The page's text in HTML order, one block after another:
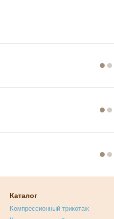
Каталог
Компрессионный трикотаж